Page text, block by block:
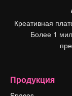
Креативная
Более 1
Продукция